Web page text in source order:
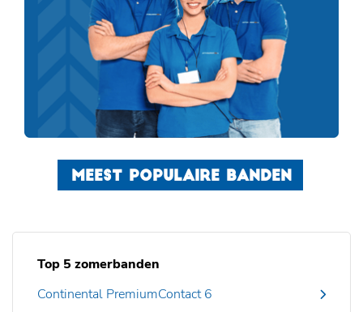
MEEST POPULAIRE BANDEN
Top 5 zomerbanden
Continental PremiumContact 6